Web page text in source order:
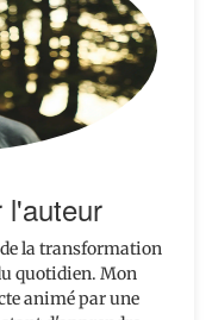
l'auteur
la transformation
quotidien. Mon
animé par une